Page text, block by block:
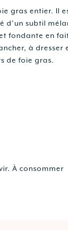
gras entier. Il
d’un subtil
fondante en
à dresser
de foie gras.
À consommer